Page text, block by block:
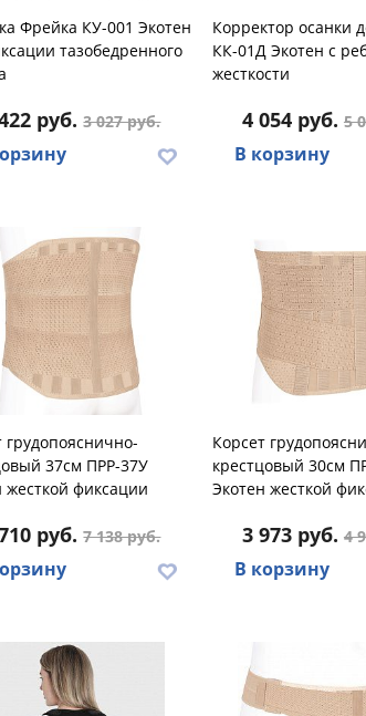
Фрейка КУ-001 Экотен
тазобедренного
руб.3 027 руб.
Корректор осанки
КК-01Д Экотен с
жесткости
4 054 руб. 5
В корзину
грудопояснично-
37см ПРР-37У
жесткой фиксации
руб.7 138 руб.
Корсет
крестцовый 30см
Экотен жесткой
3 973 руб. 4
В корзину